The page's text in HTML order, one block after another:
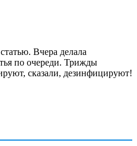
Вчера делала
по очереди. Трижды
сказали, дезинфицируют!